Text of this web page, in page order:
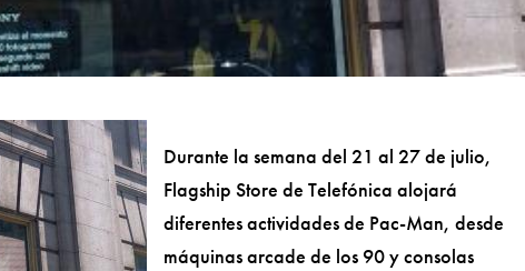
Durante la semana del 21 al 27 de julio,
Flagship Store de Telefónica alojará
diferentes actividades de Pac-Man, desde
máquinas arcade de los 90 y consolas